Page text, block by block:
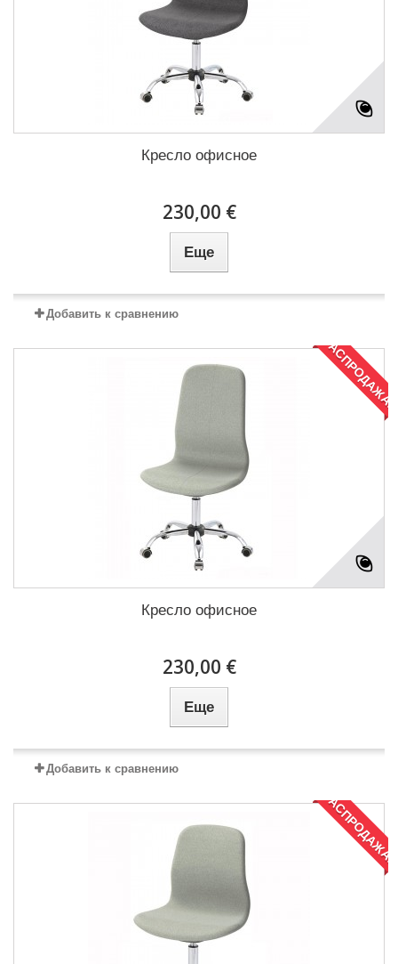
Кресло офисное
230,00 €
Еще
Добавить к сравнению
РАСПРОДАЖА!
Кресло офисное
230,00 €
Еще
Добавить к сравнению
РАСПРОДАЖА!